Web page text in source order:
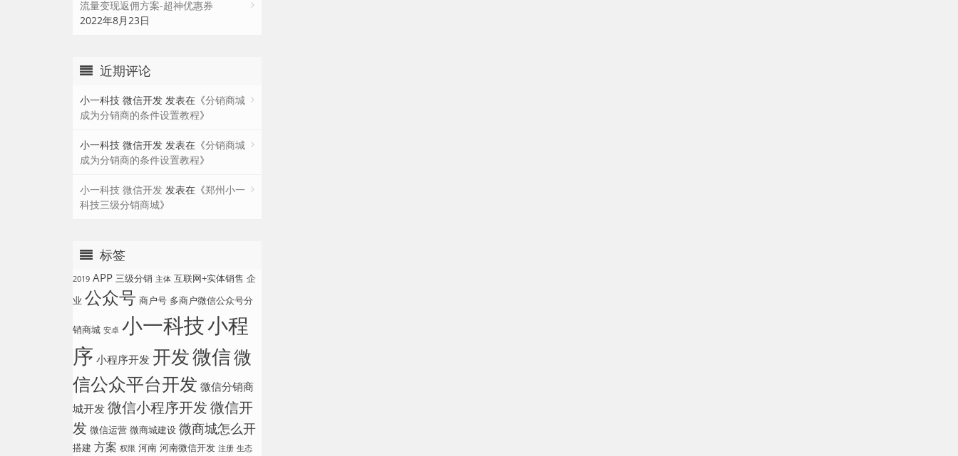
流量变现返佣方案-超神优惠券
2022年8月23日
近期评论
小一科技 微信开发 发表在《分销商城
成为分销商的条件设置教程》
小一科技 微信开发 发表在《分销商城
成为分销商的条件设置教程》
小一科技 微信开发 发表在《郑州小一
科技三级分销商城》
标签
2019 APP 三级分销 主体 互联网+实体销售 企
业 公众号 商户号 多商户微信公众号分
销商城 安卓 小一科技小程
序 小程序开发 开发微信微
信公众平台开发 微信分销商
城开发 微信小程序开发微信开
发 微信运营 微商城建设 微商城怎么开
搭建 方案 权限 河南 河南微信开发 注册 生态